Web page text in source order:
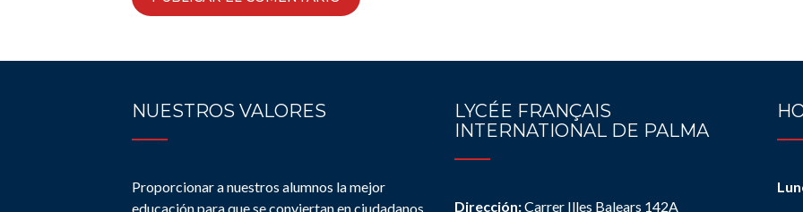
NUESTROS VALORES
Proporcionar a nuestros alumnos la mejor
educación para que se conviertan en ciudadanos
LYCÉE FRANÇAIS
INTERNATIONAL DE PALMA
Dirección:Carrer Illes Balears 142A